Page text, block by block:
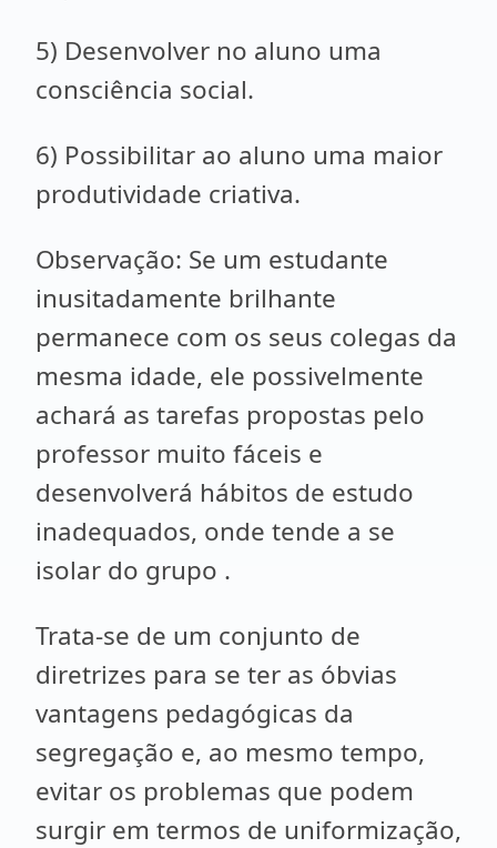
5) Desenvolver no aluno uma
consciência social.
6) Possibilitar ao aluno uma maior
produtividade criativa.
Observação: Se um estudante
inusitadamente brilhante
permanece com os seus colegas da
mesma idade, ele possivelmente
achará as tarefas propostas pelo
professor muito fáceis e
desenvolverá hábitos de estudo
inadequados, onde tende a se
isolar do grupo .
Trata-se de um conjunto de
diretrizes para se ter as óbvias
vantagens pedagógicas da
segregação e, ao mesmo tempo,
evitar os problemas que podem
surgir em termos de uniformização,